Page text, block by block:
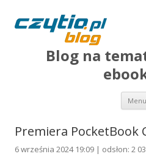
Blog na
Menu
Premiera PocketBook
6 września 2024 19:09 | odsłon: 2